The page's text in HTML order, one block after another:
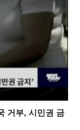
거부, 시민권 금